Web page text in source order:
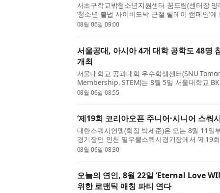
서초구학교밖청소년지원센터 꿈드림(센터장
‘청소년 불법 사이버도박 근절 릴레이 캠페인’
방배ART유스센터로부터 다음 주자로 지목받
08월 06일 09:00
서울공대, 아시아 4개 대학 공학도 48명
개최
서울대학교 공과대학 우수학생센터(SNU
Membership, STEM)는 8월 5일 서울대학교
개회식을 개최했다. 이번 프로그램에는 서울대
08월 06일 08:55
‘제19회 코리아오픈 주니어·시니어 스쿼
대한스쿼시연맹(회장 박세준)은 오는 8월 11일
경기장인 인천 열우물스쿼시경기장에서 ‘제19
시 챔피언십 2026’을 개최한다. 이번 대회의 시
08월 06일 08:30
오늘의 연인, 8월 22일 ‘Eternal Love
위한 로맨틱 매칭 파티 연다